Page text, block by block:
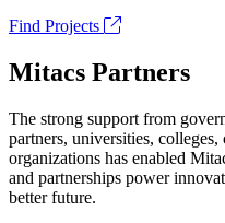
Find Projects
Mitacs Partners
The strong support from
partners, universities,
organizations has enabled
and partnerships power
better future.